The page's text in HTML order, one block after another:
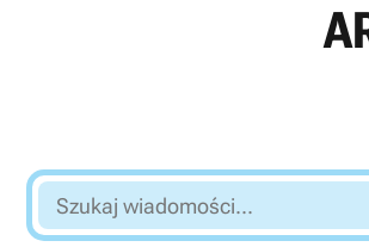
Szukaj
wiadomości...